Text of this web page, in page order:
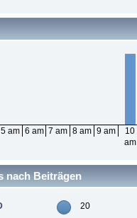
5 am 6 am 7 am 8 am 9 am
10
am
nach Beiträgen
20